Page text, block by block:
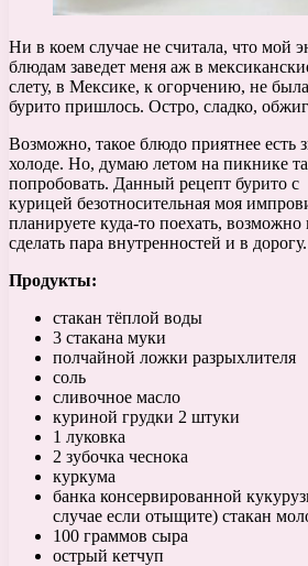
Ни в коем случае не считала, что мой
блюдам заведет меня аж в
слету, в Мексике, к огорчению, не
бурито пришлось. Остро, сладко,
Возможно, такое блюдо приятнее есть
холоде. Но, думаю летом на пикнике
попробовать. Данный рецепт бурито с
курицей безотносительная моя
планируете куда-то поехать,
сделать пара внутренностей и в дорогу.
Продукты:
стакан тёплой воды
3 стакана муки
полчайной ложки разрыхлителя
соль
сливочное масло
куриной грудки 2 штуки
1 луковка
2 зубочка чеснока
куркума
банка консервированной
случае если отыщите) стакан
100 граммов сыра
острый кетчуп